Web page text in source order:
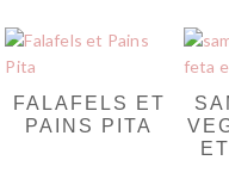
FALAFELS ET
PAINS PITA